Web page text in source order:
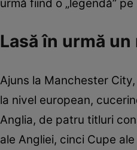
urmă fiind o „legendă” pe
Lasă în urmă
Ajuns la Manchester
la nivel european,
Anglia, de patru titluri
ale Angliei, cinci Cupe